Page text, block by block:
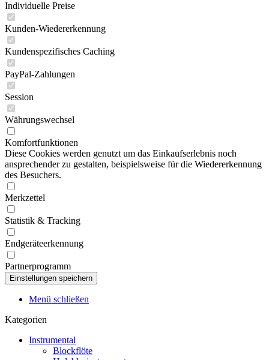
Individuelle Preise
Kunden-Wiedererkennung
Kundenspezifisches Caching
PayPal-Zahlungen
Session
Währungswechsel
Komfortfunktionen
Diese Cookies werden genutzt um das Einkaufserlebnis noch
ansprechender zu gestalten, beispielsweise für die Wiedererkennung
des Besuchers.
Merkzettel
Statistik & Tracking
Endgeräteerkennung
Partnerprogramm
Menü schließen
Kategorien
Instrumental
Blockflöte